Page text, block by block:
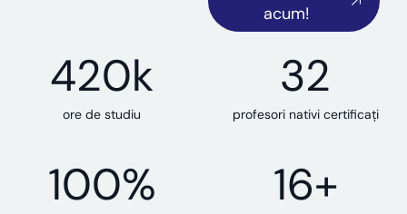
acum!
420k
ore de studiu
32
profesori nativi certificați
100% 16+